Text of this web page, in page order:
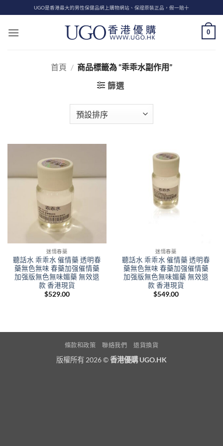
to
content
UGO是香港最大的男性保健品網上購物網站、保證原裝正品，假一賠十
0
首頁 / 商品標籤為 “乖乖水副作用”
篩選
迷情春藥
聽話水 乖乖水 催情藥 透明春
藥無色無味 春藥加强催情藥
加强版無色無味媚藥 無效退
款 香港現貨
$529.00
迷情春藥
聽話水 乖乖水 催情藥 透明春
藥無色無味 春藥加强催情藥
加强版無色無味媚藥 無效退
款 香港現貨
$549.00
條款和政策 聯絡我們 退貨換貨
版權所有 2026 ©香港優購 UGO.HK